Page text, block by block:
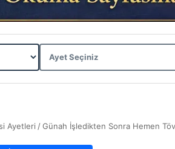
Ayetleri /Günah İşledikten Sonra Hemen